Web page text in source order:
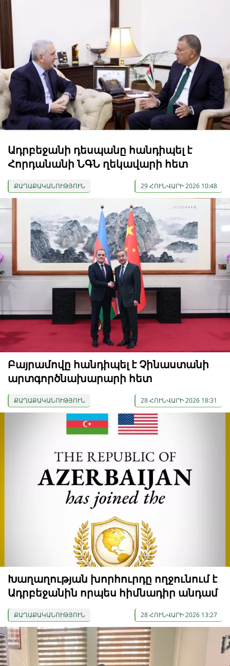
Ադրբեջանի դեսպանը հանդիպել է
Հորդանանի ՆԳՆ ղեկավարի հետ
ՔԱՂԱՔԱԿԱՆՈՒԹՅՈՒՆ 29 ՀՈՒՆՎԱՐԻ 2026 10:48
Բայրամովը հանդիպել է Չինաստանի
արտգործնախարարի հետ
ՔԱՂԱՔԱԿԱՆՈՒԹՅՈՒՆ 28 ՀՈՒՆՎԱՐԻ 2026 18:31
Խաղաղության խորհուրդը ողջունում է
Ադրբեջանին որպես հիմնադիր անդամ
ՔԱՂԱՔԱԿԱՆՈՒԹՅՈՒՆ 28 ՀՈՒՆՎԱՐԻ 2026 13:27